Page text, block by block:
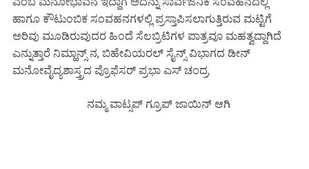
ಹಾಗೂ ಕೌಟುಂಬಿಕ ಸಂವಹನಗಳಲ್ಲಿ ಪ್ರಸ್ತಾಪಿಸಲಾಗುತ್ತಿರುವ ಮಟ್ಟಿಗೆ
ಅರಿವು ಮೂಡಿರುವುದರ ಹಿಂದೆ ಸೆಲಬ್ರಿಟಿಗಳ ಪಾತ್ರವೂ ಮಹತ್ವದ್ದಾಗಿದೆ
ಎನ್ನುತ್ತಾರೆ ನಿಮ್ಹಾನ್ಸ್ ನ, ಬಿಹೇವಿಯರಲ್ ಸೈನ್ಸ್ ವಿಭಾಗದ ಡೀನ್
ಮನೋವೈದ್ಯಶಾಸ್ತ್ರದ ಪ್ರೊಫೆಸರ್ ಪ್ರಭಾ ಎಸ್ ಚಂದ್ರ.
ನಮ್ಮ ವಾಟ್ಸಪ್ ಗ್ರೂಪ್ ಜಾಯಿನ್ ಆಗಿ